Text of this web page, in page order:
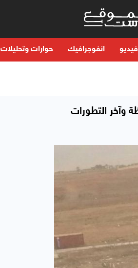
فيديو انفوجرافيك حوارات وتحليلات
وآخر التطورات